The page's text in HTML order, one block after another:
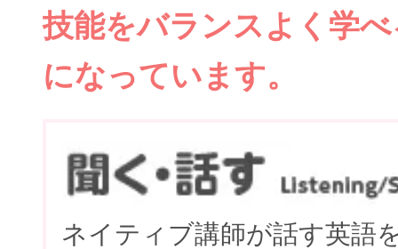
技能をバランスよく学
になっています。
ネイティブ講師が話す英語